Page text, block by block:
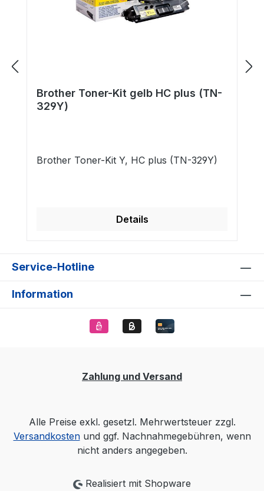
Brother Toner-Kit gelb HC plus (TN-
329Y)
Brother Toner-Kit Y, HC plus (TN-329Y)
Details
Service-Hotline
Information
Zahlung und Versand
Alle Preise exkl. gesetzl. Mehrwertsteuer zzgl.
Versandkostenund ggf. Nachnahmegebühren, wenn
nicht anders angegeben.
Realisiert mit Shopware